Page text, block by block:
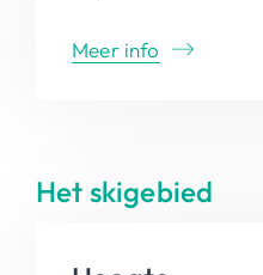
Meer info
Het skigebied